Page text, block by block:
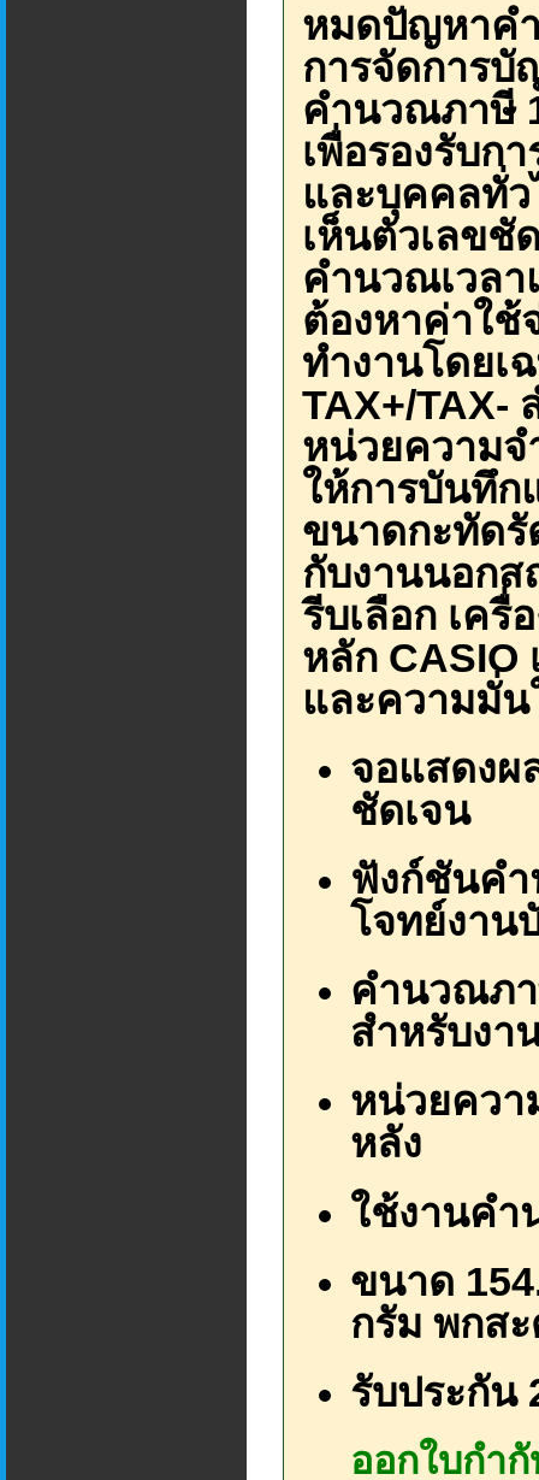
หมดปัญหาค
การจัดการบั
คำนวณภาษี
เพื่อรองรับก
และบุคคลทั่ว
เห็นตัวเลขชั
คำนวณเวลา
ต้องหาค่าใ
ทำงานโดยเ
TAX+/TAX-
หน่วยความจ
ให้การบันทึ
ขนาดกะทัดรั
กับงานนอกส
รีบเลือก เค
หลัก CASIO
และความมั่
จอแสดงผ
ชัดเจน
ฟังก์ชันคำ
โจทย์งาน
คำนวณภา
สำหรับงา
หน่วยควา
หลัง
ใช้งานคำ
ขนาด
กรัม พกส
รับประกัน
ออกใบกำ